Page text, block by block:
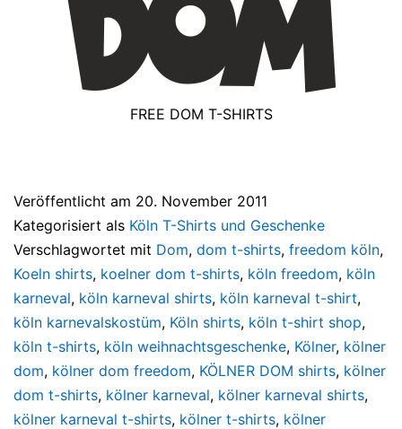
FREE DOM T-SHIRTS
Veröffentlicht am 20. November 2011
Kategorisiert als Köln T-Shirts und Geschenke
Verschlagwortet mit Dom, dom t-shirts, freedom köln,
Koeln shirts, koelner dom t-shirts, köln freedom, köln
karneval, köln karneval shirts, köln karneval t-shirt,
köln karnevalskostüm, Köln shirts, köln t-shirt shop,
köln t-shirts, köln weihnachtsgeschenke, Kölner, kölner
dom, kölner dom freedom, KÖLNER DOM shirts, kölner
dom t-shirts, kölner karneval, kölner karneval shirts,
kölner karneval t-shirts, kölner t-shirts, kölner